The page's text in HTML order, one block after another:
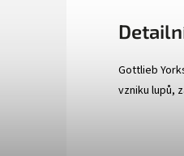
Gottlieb
vzniku lupů,